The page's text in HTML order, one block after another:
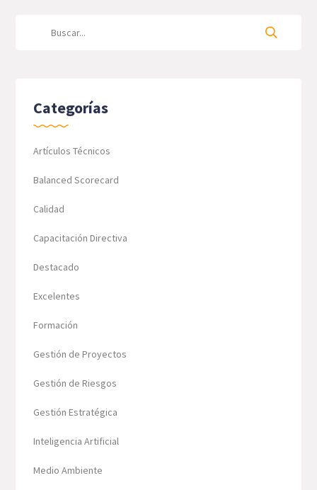
Categorías
Artículos Técnicos
Balanced Scorecard
Calidad
Capacitación Directiva
Destacado
Excelentes
Formación
Gestión de Proyectos
Gestión de Riesgos
Gestión Estratégica
Inteligencia Artificial
Medio Ambiente